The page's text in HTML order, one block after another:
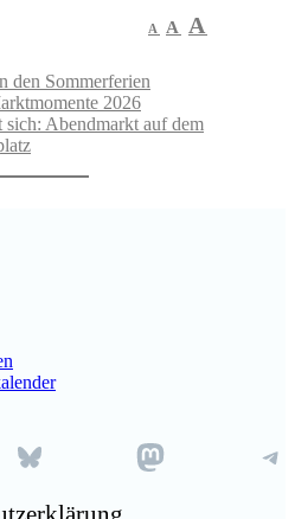
A Decrease
A Reset
A
den Sommerferien
2026
Abendmarkt auf dem
Bluesky Mastodon